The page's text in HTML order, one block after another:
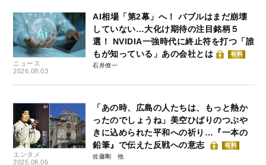
ニュース
2026.08.03
AI相場「第2幕」へ！ バブルはまだ崩壊
していない…大化け期待の注目銘柄５
選！ NVIDIA一強時代に終止符を打つ「誰
もが知っている」あの会社とは
有料
石井僚一
エンタメ
2025.08.06
「あの時、広島の人たちは、もっと熱か
ったのでしょうね」美空ひばりのつぶや
きに込められた平和への祈り…『一本の
鉛筆』で伝えた反戦への意志
有料
佐藤剛